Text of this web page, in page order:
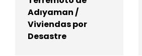
Adıyaman /
Viviendas por
Desastre